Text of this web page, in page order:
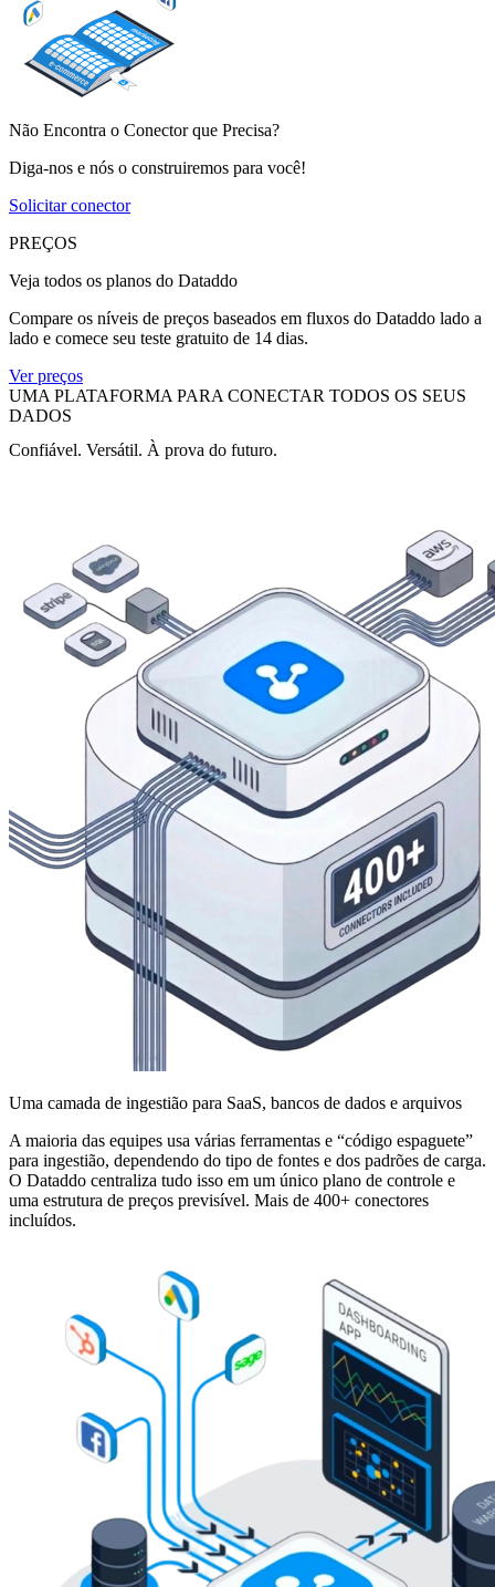
Não Encontra o Conector que Precisa?
Diga-nos e nós o construiremos para você!
Solicitar conector
PREÇOS
Veja todos os planos do Dataddo
Compare os níveis de preços baseados em fluxos do Dataddo lado a
lado e comece seu teste gratuito de 14 dias.
Ver preços
UMA PLATAFORMA PARA CONECTAR TODOS OS SEUS
DADOS
Confiável. Versátil. À prova do futuro.
Uma camada de ingestião para SaaS, bancos de dados e arquivos
A maioria das equipes usa várias ferramentas e “código espaguete”
para ingestião, dependendo do tipo de fontes e dos padrões de carga.
O Dataddo centraliza tudo isso em um único plano de controle e
uma estrutura de preços previsível. Mais de 400+ conectores
incluídos.